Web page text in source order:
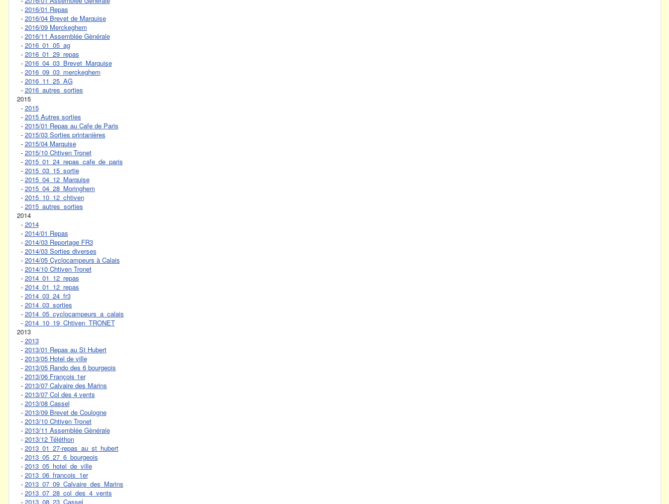
- 2016/01 Repas
- 2016/04 Brevet de Marquise
- 2016/09 Merckeghem
- 2016/11 Assemblée Gènérale
- 2016_01_05_ag
- 2016_01_29_repas
- 2016_04_03_Brevet_Marquise
- 2016_09_03_merckeghem
- 2016_11_25_AG
- 2016_autres_sorties
2015
- 2015
- 2015 Autres sorties
- 2015/01 Repas au Cafe de Paris
- 2015/03 Sorties printanières
- 2015/04 Marquise
- 2015/10 Chtiven Tronet
- 2015_01_24_repas_cafe_de_paris
- 2015_03_15_sortie
- 2015_04_12_Marquise
- 2015_04_28_Moringhem
- 2015_10_12_chtiven
- 2015_autres_sorties
2014
- 2014
- 2014/01 Repas
- 2014/03 Reportage FR3
- 2014/03 Sorties diverses
- 2014/05 Cyclocampeurs à Calais
- 2014/10 Chtiven Tronet
- 2014_01_12_repas
- 2014_01_12_repas
- 2014_03_24_fr3
- 2014_03_sorties
- 2014_05_cyclocampeurs_a_calais
- 2014_10_19_Chtiven_TRONET
2013
- 2013
- 2013/01 Repas au St Hubert
- 2013/05 Hotel de ville
- 2013/05 Rando des 6 bourgeois
- 2013/06 François 1er
- 2013/07 Calvaire des Marins
- 2013/07 Col des 4 vents
- 2013/08 Cassel
- 2013/09 Brevet de Coulogne
- 2013/10 Chtiven Tronet
- 2013/11 Assemblée Gènérale
- 2013/12 Téléthon
- 2013_01_27-repas_au_st_hubert
- 2013_05_27_6_bourgeois
- 2013_05_hotel_de_ville
- 2013_06_francois_1er
- 2013_07_09_Calvaire_des_Marins
- 2013_07_28_col_des_4_vents
- 2013_08_23_Cassel